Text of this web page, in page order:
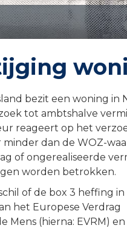
bezit een woning
tot ambtshalve
reageert op het
dan de WOZ-
of ongerealiseerde
worden betrokken.
of de box 3 heffing in
het Europese Verdrag
Mens (hierna: EVRM) en